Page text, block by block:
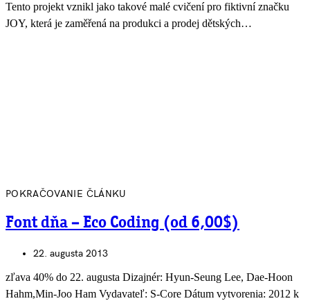
Tento projekt vznikl jako takové malé cvičení pro fiktivní značku
JOY, která je zaměřená na produkci a prodej dětských…
POKRAČOVANIE ČLÁNKU
Font dňa – Eco Coding (od 6,00$)
22. augusta 2013
zľava 40% do 22. augusta Dizajnér: Hyun-Seung Lee, Dae-Hoon
Hahm,Min-Joo Ham Vydavateľ: S-Core Dátum vytvorenia: 2012 k